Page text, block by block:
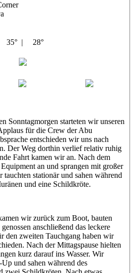
35° | 28°
Sonntagmorgen starteten wir unseren
für die Crew der Abu
entschieden wir uns nach
Der Weg dorthin verlief relativ ruhig
Fahrt kamen wir an. Nach dem
an und sprangen mit großer
tauchten stationär und sahen während
und eine Schildkröte.
wir zurück zum Boot, bauten
anschließend das leckere
den zweiten Tauchgang haben wir
Nach der Mittagspause hielten
kurz darauf ins Wasser. Wir
und sahen während des